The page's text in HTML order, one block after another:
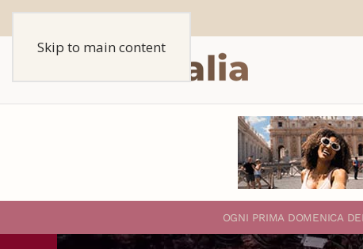
Skip to main content
OGNI PRIMA DOMENICA